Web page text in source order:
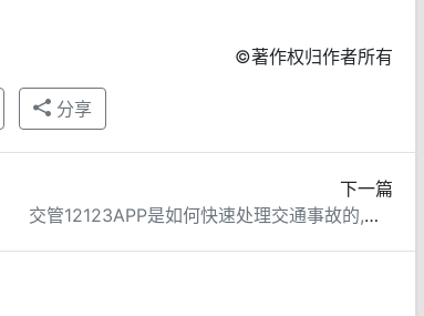
©著作权归作者所有
分享
下一篇
交管12123APP是如何快速处理交通事故的,比较下两个视频。